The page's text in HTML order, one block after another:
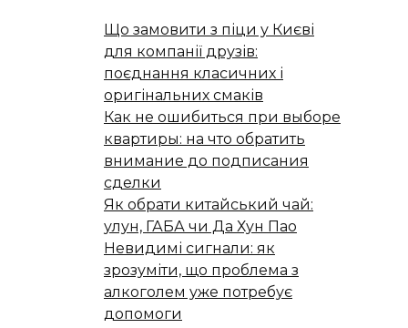
Що замовити з піци у Києві
для компанії друзів:
поєднання класичних і
оригінальних смаків
Как не ошибиться при выборе
квартиры: на что обратить
внимание до подписания
сделки
Як обрати китайський чай:
улун, ГАБА чи Да Хун Пао
Невидимі сигнали: як
зрозуміти, що проблема з
алкоголем уже потребує
допомоги